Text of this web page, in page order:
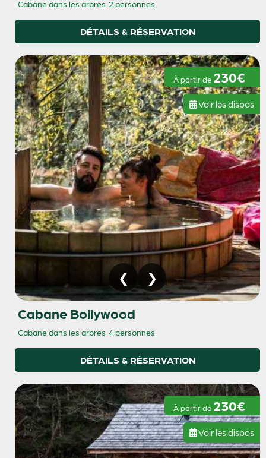
Cabane dans les arbres 2 personnes
DÉTAILS & RÉSERVATION
À partir de 230€
Voir les dispos
Cabane Bollywood
Cabane dans les arbres 4 personnes
DÉTAILS & RÉSERVATION
À partir de 230€
Voir les dispos